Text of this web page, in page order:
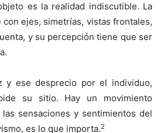
es la realidad indiscutible. La
ejes, simetrías, vistas frontales,
y su percepción tiene que ser
y ese desprecio por el individuo,
su sitio. Hay un movimiento
sensaciones y sentimientos del
es lo que importa.2